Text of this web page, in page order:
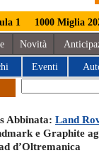
1 1000 Miglia
Novità
Eventi
Abbinata: Land
e Graphite
d’Oltremanica